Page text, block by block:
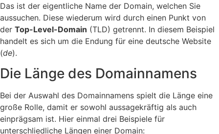
Das ist der eigentliche Name der Domain, welchen Sie
aussuchen. Diese wiederum wird durch einen Punkt von
der Top-Level-Domain (TLD) getrennt. In diesem Beispiel
handelt es sich um die Endung für eine deutsche Website
(de).
Die Länge des Domainnamens
Bei der Auswahl des Domainnamens spielt die Länge eine
große Rolle, damit er sowohl aussagekräftig als auch
einprägsam ist. Hier einmal drei Beispiele für
unterschliedliche Längen einer Domain: